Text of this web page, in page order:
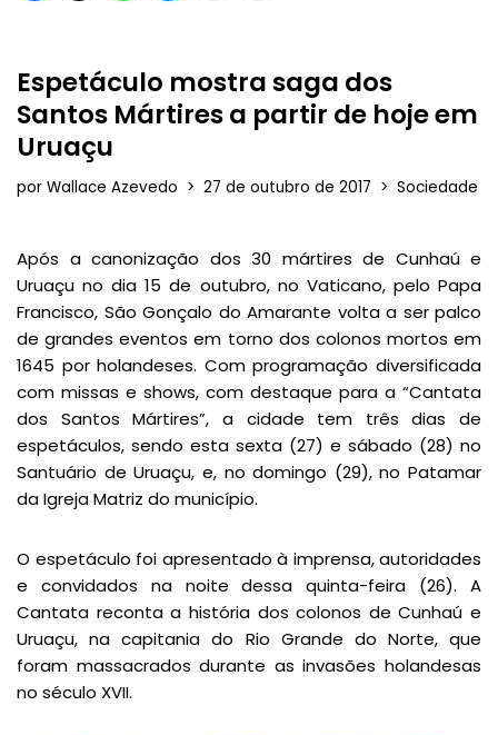
Espetáculo mostra saga dos
Santos Mártires a partir de hoje em
Uruaçu
por Wallace Azevedo 27 de outubro de 2017 Sociedade
Após a canonização dos 30 mártires de Cunhaú e
Uruaçu no dia 15 de outubro, no Vaticano, pelo Papa
Francisco, São Gonçalo do Amarante volta a ser palco
de grandes eventos em torno dos colonos mortos em
1645 por holandeses. Com programação diversificada
com missas e shows, com destaque para a “Cantata
dos Santos Mártires”, a cidade tem três dias de
espetáculos, sendo esta sexta (27) e sábado (28) no
Santuário de Uruaçu, e, no domingo (29), no Patamar
da Igreja Matriz do município.
O espetáculo foi apresentado à imprensa, autoridades
e convidados na noite dessa quinta-feira (26). A
Cantata reconta a história dos colonos de Cunhaú e
Uruaçu, na capitania do Rio Grande do Norte, que
foram massacrados durante as invasões holandesas
no século XVII.